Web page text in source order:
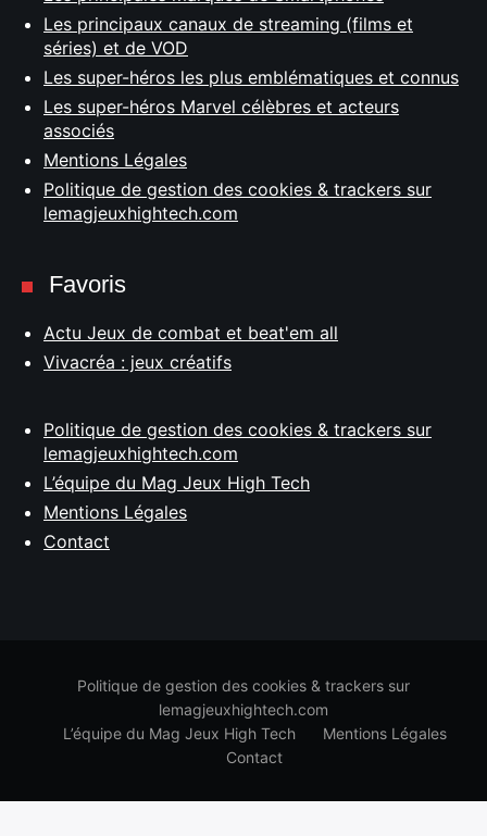
Les principaux canaux de streaming (films et
séries) et de VOD
Les super-héros les plus emblématiques et connus
Les super-héros Marvel célèbres et acteurs
associés
Mentions Légales
Politique de gestion des cookies & trackers sur
lemagjeuxhightech.com
Favoris
Actu Jeux de combat et beat'em all
Vivacréa : jeux créatifs
Politique de gestion des cookies & trackers sur
lemagjeuxhightech.com
L’équipe du Mag Jeux High Tech
Mentions Légales
Contact
Politique de gestion des cookies & trackers sur
lemagjeuxhightech.com
L’équipe du Mag Jeux High Tech
Mentions Légales
Contact